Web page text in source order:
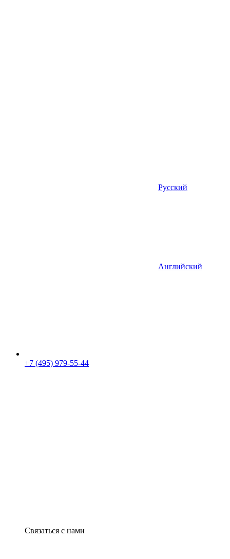
Русский
Английский
+7 (495) 979-55-44
Связаться с нами